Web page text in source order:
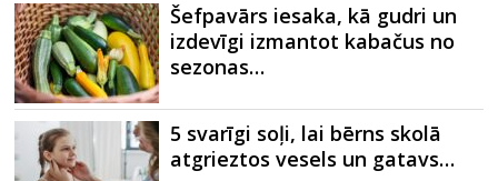
Šefpavārs iesaka, kā gudri un
izdevīgi izmantot kabačus no
sezonas…
5 svarīgi soļi, lai bērns skolā
atgrieztos vesels un gatavs…